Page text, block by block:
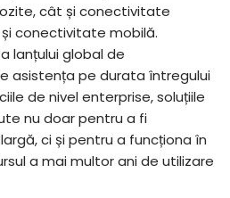
cât și conectivitate
și conectivitate mobilă.
lanțului global de
asistența pe durata întregului
de nivel enterprise, soluțiile
nu doar pentru a fi
ci și pentru a funcționa în
a mai multor ani de utilizare